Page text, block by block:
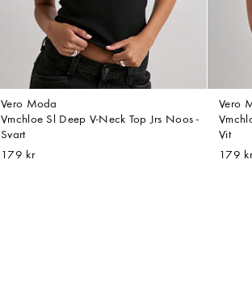
Vero Moda
Vmchloe Sl Deep V-Neck Top Jrs Noos -
Svart
179 kr
Vero
Vit
179 kr